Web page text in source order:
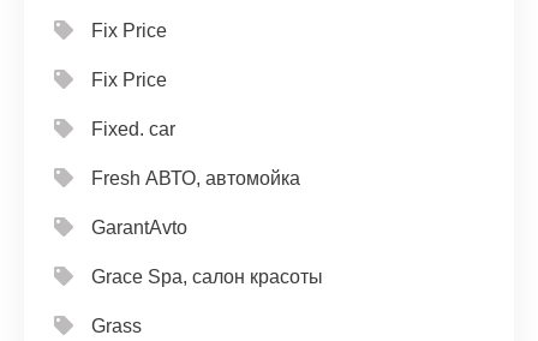
Fix Price
Fix Price
Fixed. car
Fresh АВТО, автомойка
GarantAvto
Grace Spa, салон красоты
Grass